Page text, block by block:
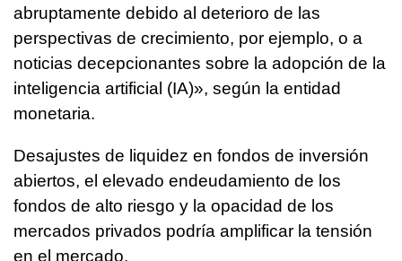
abruptamente debido al deterioro de las
perspectivas de crecimiento, por ejemplo, o a
noticias decepcionantes sobre la adopción de la
inteligencia artificial (IA)», según la entidad
monetaria.
Desajustes de liquidez en fondos de inversión
abiertos, el elevado endeudamiento de los
fondos de alto riesgo y la opacidad de los
mercados privados podría amplificar la tensión
en el mercado.